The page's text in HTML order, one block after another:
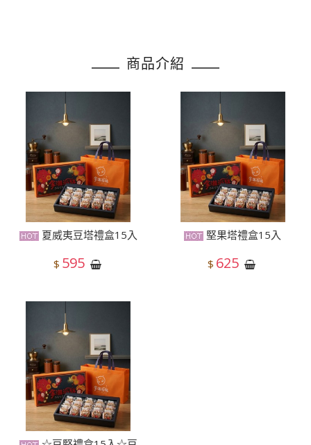
商品介紹
夏威夷豆塔禮盒15入
$ 595
堅果塔禮盒15入
$ 625